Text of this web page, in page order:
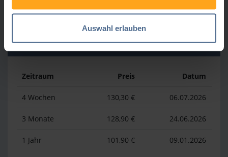
Auswahl erlauben
Heizölpreis-Tiefstwerte
Zeitraum Preis Datum
4 Wochen 130,30 € 06.07.2026
3 Monate 128,90 € 24.06.2026
1 Jahr 101,90 € 09.01.2026